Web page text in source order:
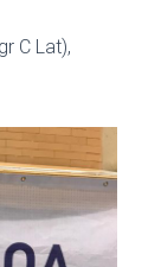
C Lat),